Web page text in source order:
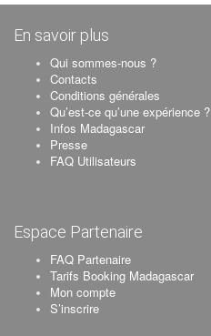
En savoir plus
Qui sommes-nous ?
Contacts
Conditions générales
Qu’est-ce qu’une expérience ?
Infos Madagascar
Presse
FAQ Utilisateurs
Espace Partenaire
FAQ Partenaire
Tarifs Booking Madagascar
Mon compte
S’inscrire